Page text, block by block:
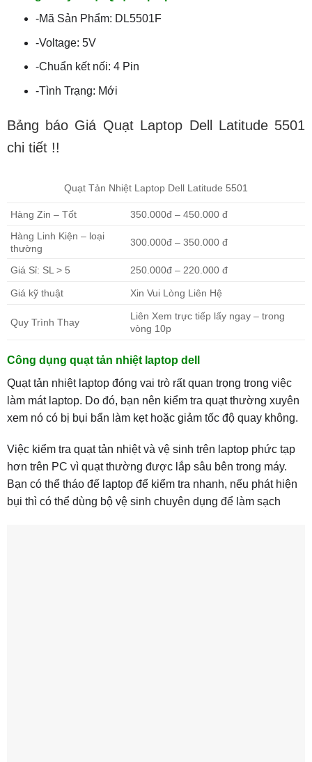
-Mã Sản Phẩm: DL5501F
-Voltage: 5V
-Chuẩn kết nối: 4 Pin
-Tình Trạng: Mới
Bảng báo Giá Quạt Laptop Dell Latitude 5501
chi tiết !!
Quạt Tản Nhiệt Laptop Dell Latitude 5501
Hàng Zin – Tốt
350.000đ – 450.000 đ
Hàng Linh Kiện – loại
thường
300.000đ – 350.000 đ
Giá Sỉ: SL > 5 250.000đ – 220.000 đ
Giá kỹ thuật Xin Vui Lòng Liên Hệ
Quy Trình Thay
Liên Xem trực tiếp lấy ngay – trong
vòng 10p
Công dụng quạt tản nhiệt laptop dell
Quạt tản nhiệt laptop đóng vai trò rất quan trọng trong việc
làm mát laptop. Do đó, bạn nên kiểm tra quạt thường xuyên
xem nó có bị bụi bẩn làm kẹt hoặc giảm tốc độ quay không.
Việc kiểm tra quạt tản nhiệt và vệ sinh trên laptop phức tạp
hơn trên PC vì quạt thường được lắp sâu bên trong máy.
Bạn có thể tháo đế laptop để kiểm tra nhanh, nếu phát hiện
bụi thì có thể dùng bộ vệ sinh chuyên dụng để làm sạch